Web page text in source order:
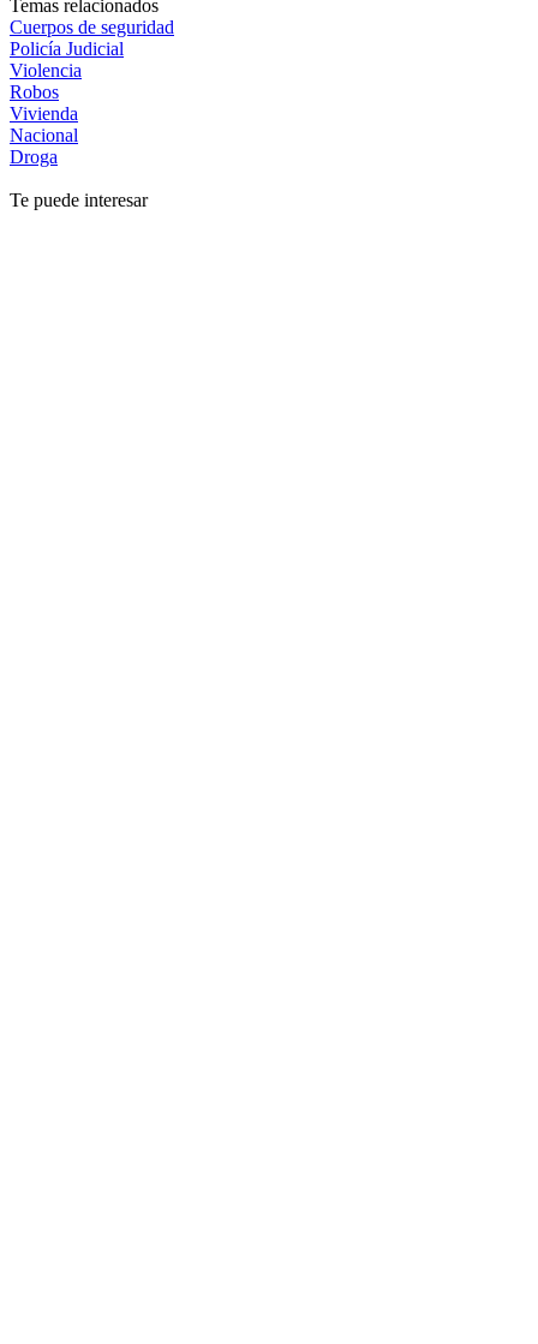
Temas relacionados
Cuerpos de seguridad
Policía Judicial
Violencia
Robos
Vivienda
Nacional
Droga
Te puede interesar